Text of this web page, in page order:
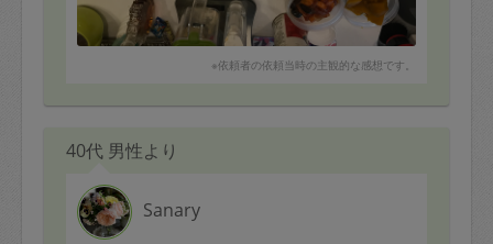
※依頼者の依頼当時の主観的な感想です。
40代 男性より
Sanary